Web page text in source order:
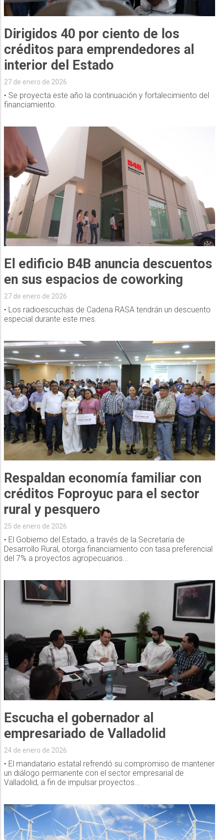
Dirigidos 40 por ciento de los
créditos para emprendedores al
interior del Estado
27 de enero de 2026
• Se proyecta este año la continuación y fortalecimiento del
financiamiento.
El edificio B4B anuncia descuentos
en sus espacios de coworking
27 de enero de 2026
• Los radioescuchas de Cadena RASA tendrán un descuento
especial durante este mes.
Respaldan economía familiar con
créditos Foproyuc para el sector
rural y pesquero
25 de enero de 2026
• El Gobierno del Estado, a través de la Secretaría de
Desarrollo Rural, otorga financiamiento con tasa preferencial
del 7% a proyectos agropecuarios...
Escucha el gobernador al
empresariado de Valladolid
24 de enero de 2026
• El mandatario estatal refrendó su compromiso de mantener
un diálogo permanente con el sector empresarial de
Valladolid, a fin de impulsar proyectos...